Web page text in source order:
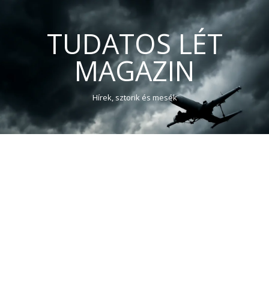
TUDATOS LÉT
MAGAZIN
Hírek, sztorik és mesék